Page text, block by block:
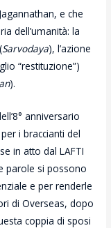
e che
dell’umanità: la
Sarvodaya), l’azione
“restituzione”)
).
anniversario
i braccianti del
in atto dal LAFTI
parole si possono
e per renderle
di Overseas, dopo
coppia di sposi